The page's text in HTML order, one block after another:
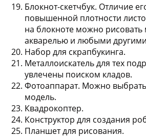
Блокнот-скетчбук. Отличие
повышенной плотности
на блокноте можно
акварелью и любыми
Набор для скрапбукинга.
Металлоискательдля тех
увлечены поиском кладов.
Фотоаппарат. Можно
модель.
Квадрокоптер.
Конструктор для создания
Планшет для рисования.